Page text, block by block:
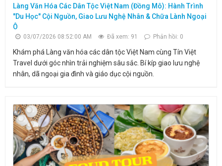
Làng Văn Hóa Các Dân Tộc Việt Nam (Đồng Mô): Hành Trình
"Du Học" Cội Nguồn, Giao Lưu Nghệ Nhân & Chữa Lành Ngoại
Ô
03/07/2026 08:52:00 AM Đã xem: 91 Phản hồi: 0
Khám phá Làng văn hóa các dân tộc Việt Nam cùng Tín Việt
Travel dưới góc nhìn trải nghiệm sâu sắc. Bí kíp giao lưu nghệ
nhân, dã ngoại gia đình và giáo dục cội nguồn.